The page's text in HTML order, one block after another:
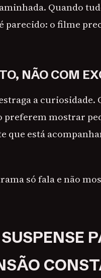
Quando
parecido: o filme
NÃO COM
a
preferem mostrar
que está
só fala e não